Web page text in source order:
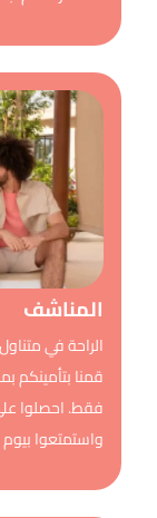
المناشف
الراحة في
فقط. احصلوا
واستمتعوا